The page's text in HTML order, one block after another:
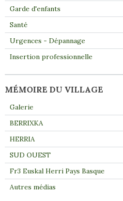
Garde d'enfants
Santé
Urgences - Dépannage
Insertion professionnelle
MÉMOIRE DU VILLAGE
Galerie
BERRIXKA
HERRIA
SUD OUEST
Fr3 Euskal Herri Pays Basque
Autres médias